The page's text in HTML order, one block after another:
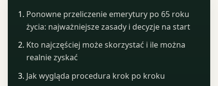
Ponowne przeliczenie emerytury po 65 roku
życia: najważniejsze zasady i decyzje na start
Kto najczęściej może skorzystać i ile można
realnie zyskać
Jak wygląda procedura krok po kroku